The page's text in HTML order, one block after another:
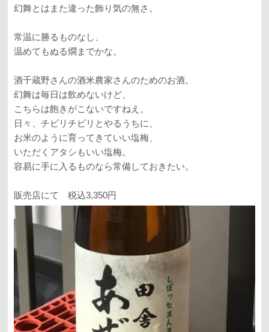
幻舞とはまた違った飾り気の無さ。
常温に勝るものなし、
温めてもぬる燗までかな。
酒千蔵野さんの酒米農家さんのためのお酒。
幻舞は毎日は飲めないけど、
こちらは飽きがこないですねえ。
日々、チビリチビリとやるうちに、
お米のように育ってきていい塩梅、
いただくアタシもいい塩梅。
容易に手に入るものなら常備しておきたい。
販売店にて 税込3,350円